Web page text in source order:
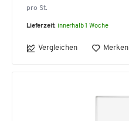
pro St.
Lieferzeit: innerhalb 1 Woche
Vergleichen Merken